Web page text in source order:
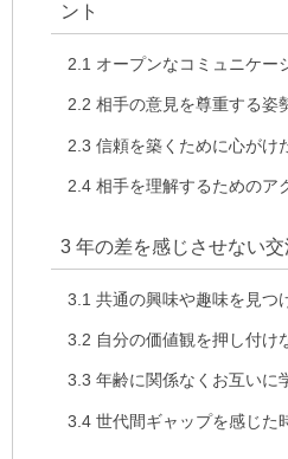
ント
2.1 オープンなコミュニケー
2.2 相手の意見を尊重する姿
2.3 信頼を築くために心がけ
2.4 相手を理解するためのア
3 年の差を感じさせない
3.1 共通の興味や趣味を見つ
3.2 自分の価値観を押し付け
3.3 年齢に関係なくお互いに
3.4 世代間ギャップを感じた